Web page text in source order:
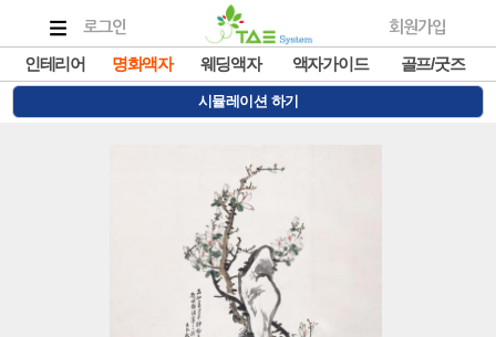
로그인 회원가입
인테리어 명화액자 웨딩액자 액자가이드 골프/굿즈
시뮬레이션 하기